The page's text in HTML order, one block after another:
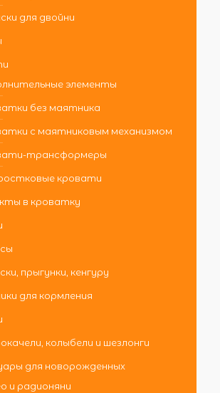
для двойни
элементы
без маятника
с маятниковым механизмом
трансформеры
кровати
в кроватку
прыгунки, кенгуру
для кормления
колыбели и шезлонги
для новорожденных
и радионяни